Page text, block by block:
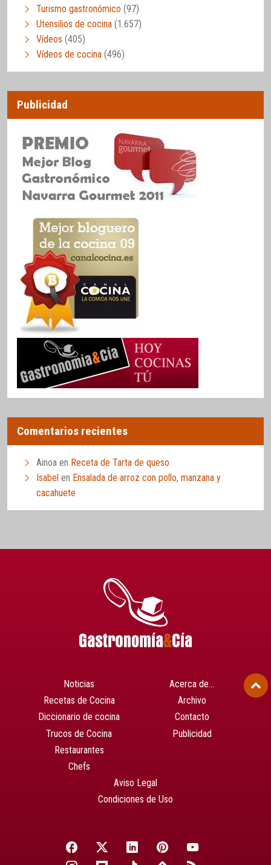
Turismo gastronómico (97)
Utensilios de cocina (1.657)
Vídeos (405)
Vídeos de cocina (496)
Publicidad
Comentarios recientes
Ainoa en Receta de Tarta de queso
Isabel en Ensalada de arroz con pollo, manzana y
cacahuete
Noticias
Recetas de Cocina
Diccionario de cocina
Trucos de Cocina
Restaurantes
Chefs
Acerca de…
Archivo
Contacto
Publicidad
Aviso Legal
Condiciones de Uso